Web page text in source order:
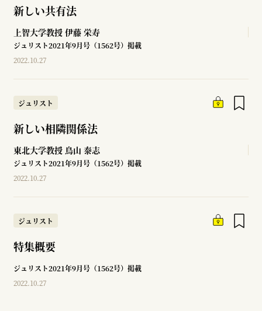
新しい共有法
上智大学教授 伊藤 栄寿
ジュリスト2021年9月号（1562号）掲載
2022.10.27
ジュリスト
新しい相隣関係法
東北大学教授 鳥山 泰志
ジュリスト2021年9月号（1562号）掲載
2022.10.27
ジュリスト
特集概要
ジュリスト2021年9月号（1562号）掲載
2022.10.27